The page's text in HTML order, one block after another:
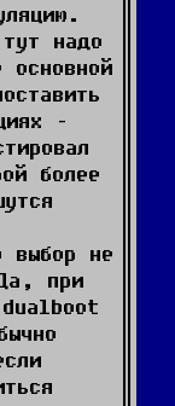
надо
основной
–
более
выбор не
при